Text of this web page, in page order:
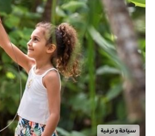
سياحة و ترفية